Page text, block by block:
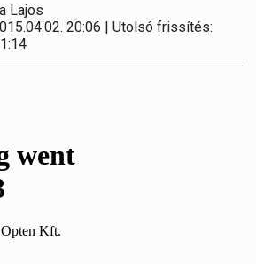
Lajos
20:06 | Utolsó frissítés: